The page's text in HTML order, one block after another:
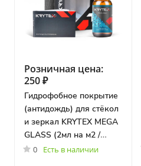
Розничная цена:
250 ₽
Гидрофобное покрытие
(антидождь) для стёкол
и зеркал KRYTEX MEGA
GLASS (2мл на м2 /
мин.отгрузка 2мл.)
0 Есть в наличии